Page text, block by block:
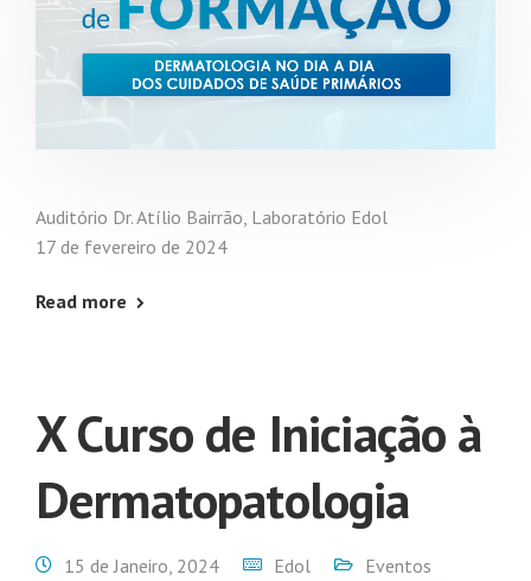
Auditório Dr. Atílio Bairrão, Laboratório Edol
17 de fevereiro de 2024
Read more
X Curso de Iniciação à
Dermatopatologia
15 de Janeiro, 2024 Edol
Eventos